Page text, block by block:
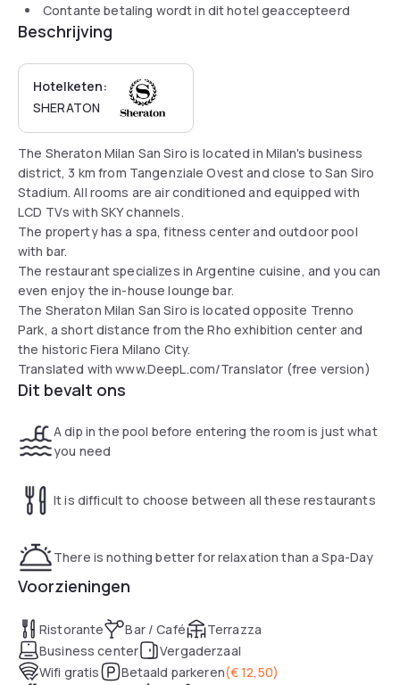
Contante betaling wordt in dit hotel geaccepteerd
Beschrijving
Hotelketen:
SHERATON
The Sheraton Milan San Siro is located in Milan's business
district, 3 km from Tangenziale Ovest and close to San Siro
Stadium. All rooms are air conditioned and equipped with
LCD TVs with SKY channels.
The property has a spa, fitness center and outdoor pool
with bar.
The restaurant specializes in Argentine cuisine, and you can
even enjoy the in-house lounge bar.
The Sheraton Milan San Siro is located opposite Trenno
Park, a short distance from the Rho exhibition center and
the historic Fiera Milano City.
Translated with www.DeepL.com/Translator (free version)
Dit bevalt ons
A dip in the pool before entering the room is just what
you need
It is difficult to choose between all these restaurants
There is nothing better for relaxation than a Spa-Day
Voorzieningen
Ristorante Bar / Café
Terrazza
Business center
Vergaderzaal
Wifi gratis
Betaald parkeren(€ 12,50)